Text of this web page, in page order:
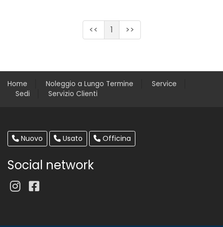
<< 1 >>
Home Noleggio a Lungo Termine
Service
Sedi
Servizio Clienti
Nuovo Usato Officina
Social network